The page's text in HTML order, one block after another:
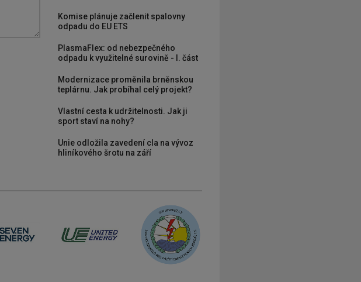
Komise plánuje začlenit spalovny
odpadu do EU ETS
PlasmaFlex: od nebezpečného
odpadu k využitelné surovině - I. část
Modernizace proměnila brněnskou
teplárnu. Jak probíhal celý projekt?
Vlastní cesta k udržitelnosti. Jak ji
sport staví na nohy?
Unie odložila zavedení cla na vývoz
hliníkového šrotu na září